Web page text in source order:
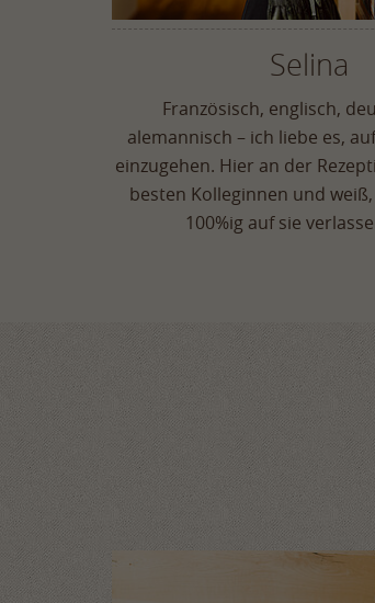
Selina
Französisch, englisch,
alemannisch – ich liebe es,
einzugehen. Hier an der
besten Kolleginnen und
100%ig auf sie